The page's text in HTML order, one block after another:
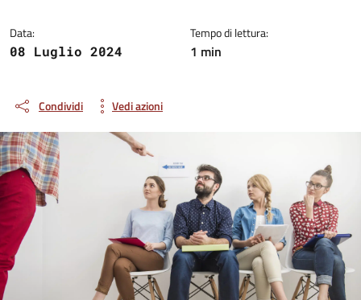
Data:
08 Luglio 2024
Tempo di lettura:
1 min
Condividi Vedi azioni